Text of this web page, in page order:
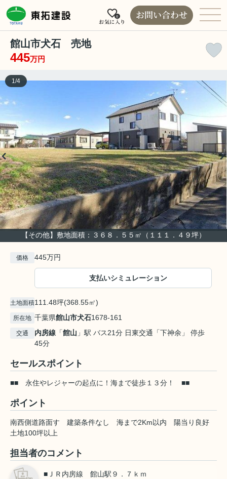
お気に入り
0 お問い合わせ
館山市犬石 売地
445万円
【その他】敷地面積：３６８．５５㎡（１１１．４９坪）
1/4
価格 445万円
支払いシミュレーション
土地面積111.48坪(368.55㎡)
所在地 千葉県館山市犬石1678-161
交通 内房線 「館山 」駅 バス21分 日東交通「下神余」 停歩
45分
セールスポイント
■■ 永住やレジャーの起点に！海まで徒歩１３分！ ■■
ポイント
南西側道路面す 建築条件なし 海まで2Km以内
陽当り良好
土地100坪以上
担当者のコメント
■ＪＲ内房線 館山駅９．７ｋｍ